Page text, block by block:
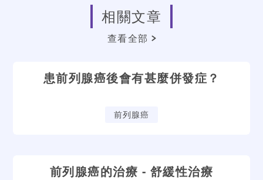
相關文章
查看全部
患前列腺癌後會有甚麼併發症？
前列腺癌
前列腺癌的治療 - 舒緩性治療